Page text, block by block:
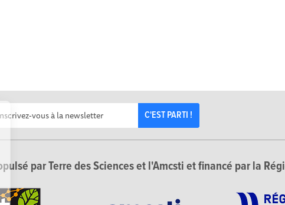
notre
le site
et widgets).
C'EST PARTI !
par Terre des Sciences et l'Amcsti et financé par la